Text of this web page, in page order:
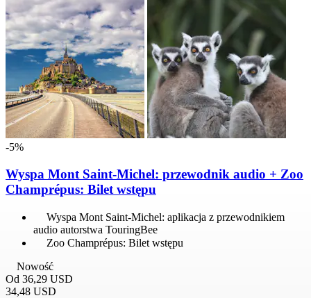
-5%
Wyspa Mont Saint-Michel: przewodnik audio + Zoo
Champrépus: Bilet wstępu
Wyspa Mont Saint-Michel: aplikacja z przewodnikiem
audio autorstwa TouringBee
Zoo Champrépus: Bilet wstępu
Nowość
Od 36,29 USD
34,48 USD